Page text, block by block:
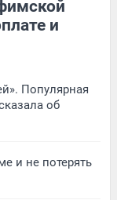
и
Популярная
об
и не потерять